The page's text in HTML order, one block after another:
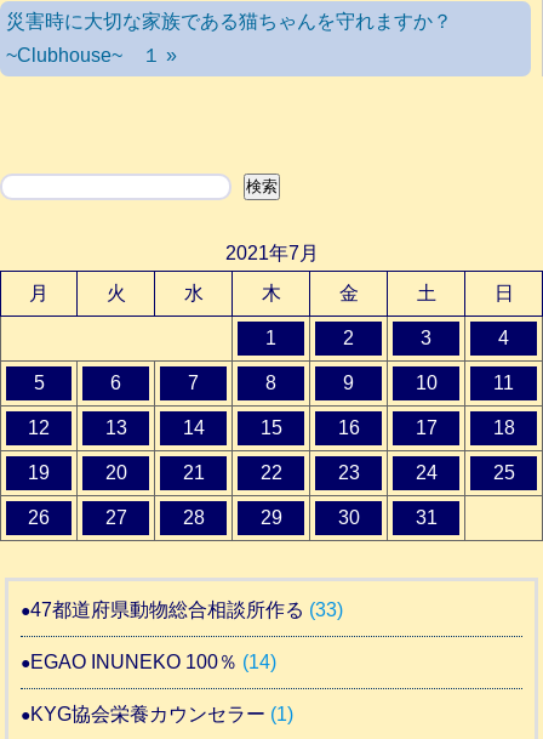
災害時に大切な家族である猫ちゃんを守れますか？
~Clubhouse~ １ »
検索 検索
2021年7月
月
火 水 木 金 土 日
1 2 3 4
5 6 7 8 9 10 11
12 13 14 15 16 17 18
19 20 21 22 23 24 25
26 27 28 29 30 31
47都道府県動物総合相談所作る (33)
EGAO INUNEKO 100％ (14)
KYG協会栄養カウンセラー (1)